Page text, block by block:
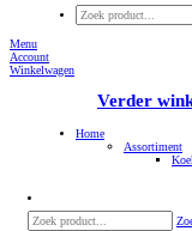
Menu
Account
Winkelwagen
Verder
Home
Assortiment